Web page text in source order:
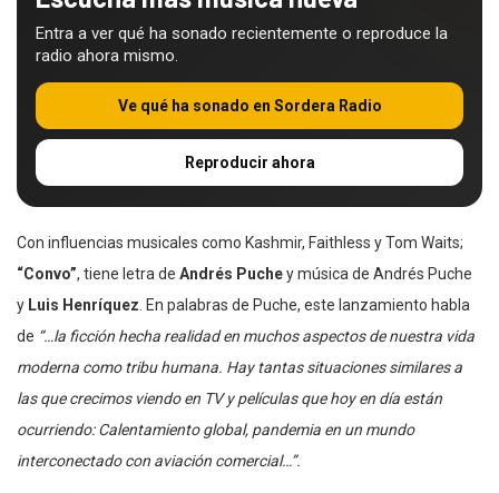
Entra a ver qué ha sonado recientemente o reproduce la
radio ahora mismo.
Ve qué ha sonado en Sordera Radio
Reproducir ahora
Con influencias musicales como Kashmir, Faithless y Tom Waits;
“Convo”, tiene letra de Andrés Puchey música de Andrés Puche
y Luis Henríquez. En palabras de Puche, este lanzamiento habla
de “…la ficción hecha realidad en muchos aspectos de nuestra vida
moderna como tribu humana. Hay tantas situaciones similares a
las que crecimos viendo en TV y películas que hoy en día están
ocurriendo: Calentamiento global, pandemia en un mundo
interconectado con aviación comercial…”.